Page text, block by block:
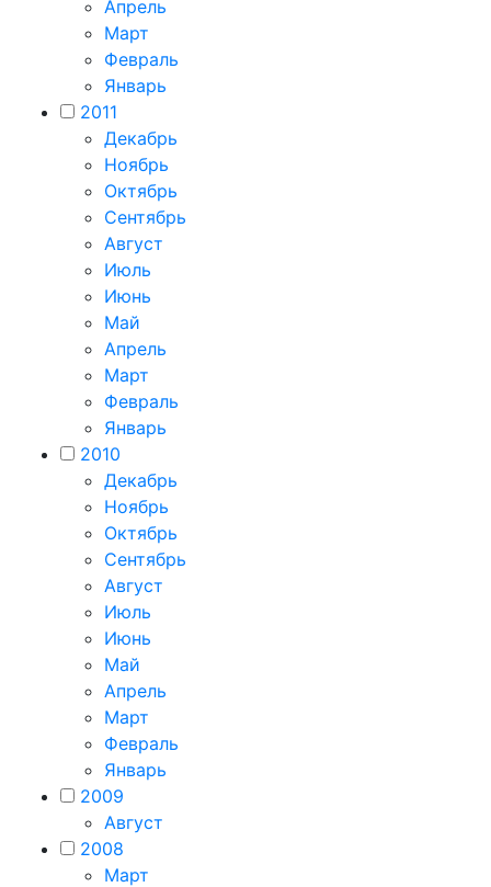
Апрель
Март
Февраль
Январь
2011
Декабрь
Ноябрь
Октябрь
Сентябрь
Август
Июль
Июнь
Май
Апрель
Март
Февраль
Январь
2010
Декабрь
Ноябрь
Октябрь
Сентябрь
Август
Июль
Июнь
Май
Апрель
Март
Февраль
Январь
2009
Август
2008
Март